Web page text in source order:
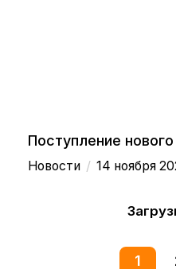
Поступление
Новости / 14 ноября
1